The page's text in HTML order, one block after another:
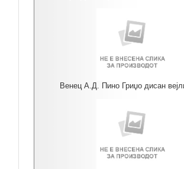
Венец А.Д. Пино Гриџо дисан